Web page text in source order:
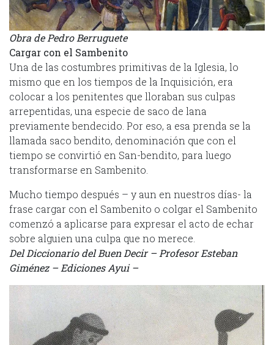
Obra de Pedro Berruguete
Cargar con el Sambenito
Una de las costumbres primitivas de la Iglesia, lo
mismo que en los tiempos de la Inquisición, era
colocar a los penitentes que lloraban sus culpas
arrepentidas, una especie de saco de lana
previamente bendecido. Por eso, a esa prenda se la
llamada saco bendito, denominación que con el
tiempo se convirtió en San-bendito, para luego
transformarse en Sambenito.
Mucho tiempo después – y aun en nuestros días- la
frase cargar con el Sambenito o colgar el Sambenito
comenzó a aplicarse para expresar el acto de echar
sobre alguien una culpa que no merece.
Del Diccionario del Buen Decir – Profesor Esteban
Giménez – Ediciones Ayui –